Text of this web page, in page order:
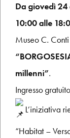
Da giovedì
10:00 alle
Museo C.
millenni”.
Ingresso
L’iniziativa
“Habitat –